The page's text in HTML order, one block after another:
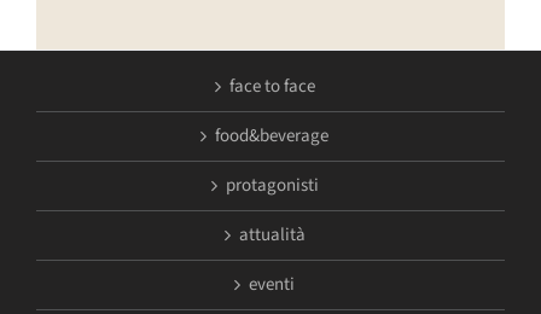
face to face
food&beverage
protagonisti
attualità
eventi